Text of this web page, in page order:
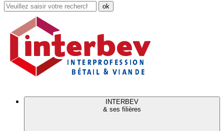
Rechercher
dans
site
INTERBEV
& ses filières